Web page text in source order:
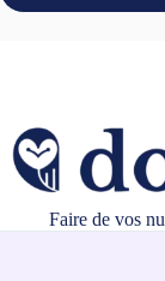
Faire de vos